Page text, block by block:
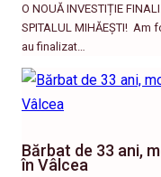
O NOUĂ INVESTIȚIE
SPITALUL MIHĂEȘTI!
au finalizat…
Bărbat de 33 ani,
în Vâlcea